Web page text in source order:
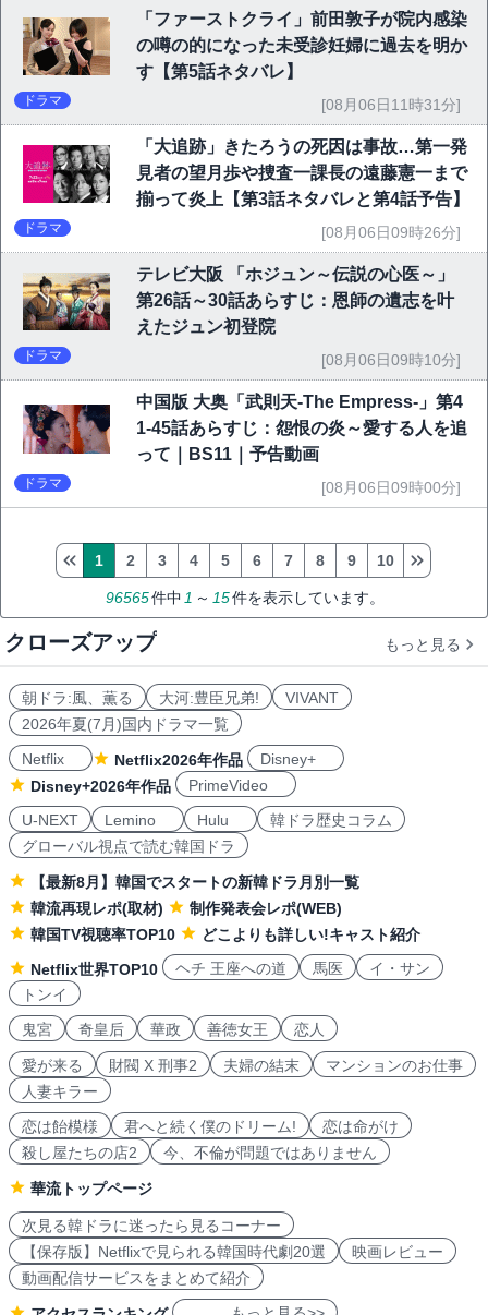
「ファーストクライ」前田敦子が院内感染
の噂の的になった未受診妊婦に過去を明か
す【第5話ネタバレ】
ドラマ [08月06日11時31分]
「大追跡」きたろうの死因は事故…第一発
見者の望月歩や捜査一課長の遠藤憲一まで
揃って炎上【第3話ネタバレと第4話予告】
ドラマ [08月06日09時26分]
テレビ大阪 「ホジュン～伝説の心医～」
第26話～30話あらすじ：恩師の遺志を叶
えたジュン初登院
ドラマ [08月06日09時10分]
中国版 大奥「武則天-The Empress-」第4
1-45話あらすじ：怨恨の炎～愛する人を追
って｜BS11｜予告動画
ドラマ [08月06日09時00分]
96565件中 1 ～ 15件を表示しています。
1 2 3 4 5 6 7 8 9 10
クローズアップ もっと見る
朝ドラ:風、薫る 大河:豊臣兄弟!
VIVANT
2026年夏(7月)国内ドラマ一覧
Netflix
Netflix2026年作品
Disney+
Disney+2026年作品
PrimeVideo
U-NEXT
Lemino Hulu
韓ドラ歴史コラム
グローバル視点で読む韓国ドラ
【最新8月】韓国でスタートの新韓ドラ月別一覧
韓流再現レポ(取材)
制作発表会レポ(WEB)
韓国TV視聴率TOP10
どこよりも詳しい!キャスト紹介
Netflix世界TOP10
ヘチ 王座への道 馬医
イ・サン
トンイ
鬼宮
奇皇后 華政 善徳女王 恋人
愛が来る 財閥 X 刑事2 夫婦の結末
マンションのお仕事
人妻キラー
恋は飴模様
君へと続く僕のドリーム!
恋は命がけ
殺し屋たちの店2
今、不倫が問題ではありません
華流トップページ
次見る韓ドラに迷ったら見るコーナー
【保存版】Netflixで見られる韓国時代劇20選
映画レビュー
動画配信サービスをまとめて紹介